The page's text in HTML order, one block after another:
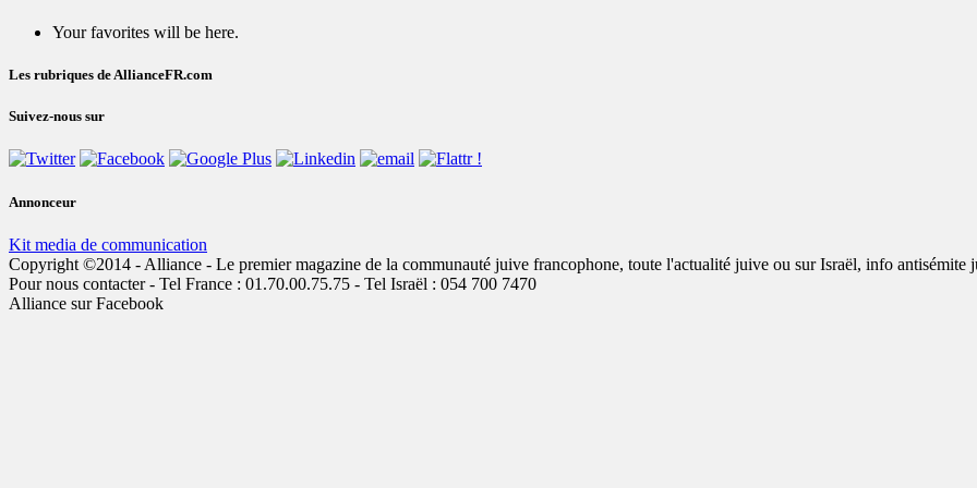
Your favorites will be here.
Les rubriques de AllianceFR.com
Suivez-nous sur
Annonceur
Kit media de communication
Copyright ©2014 - Alliance - Le premier magazine de la communauté juive francophone, toute l'actualité juive ou sur Israël, info antisémite
Pour nous contacter - Tel France : 01.70.00.75.75 - Tel Israël : 054 700 7470
Alliance sur Facebook